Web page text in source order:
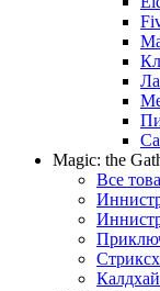
Magic: the
Все